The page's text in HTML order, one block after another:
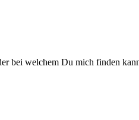
bei welchem Du mich finden